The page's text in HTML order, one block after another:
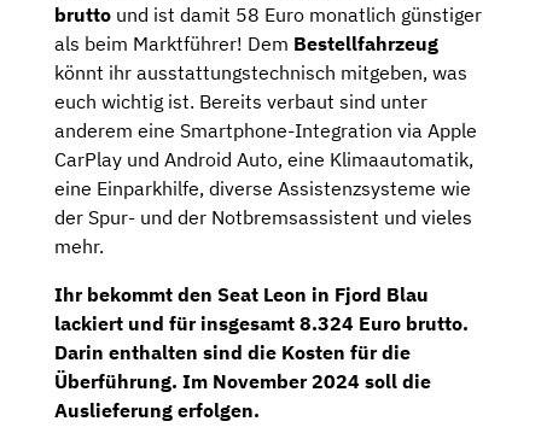
brutto und ist damit 58 Euro monatlich günstiger
als beim Marktführer! Dem Bestellfahrzeug
könnt ihr ausstattungstechnisch mitgeben, was
euch wichtig ist. Bereits verbaut sind unter
anderem eine Smartphone-Integration via Apple
CarPlay und Android Auto, eine Klimaautomatik,
eine Einparkhilfe, diverse Assistenzsysteme wie
der Spur- und der Notbremsassistent und vieles
mehr.
Ihr bekommt den Seat Leon in Fjord Blau
lackiert und für insgesamt 8.324 Euro brutto.
Darin enthalten sind die Kosten für die
Überführung. Im November 2024 soll die
Auslieferung erfolgen.